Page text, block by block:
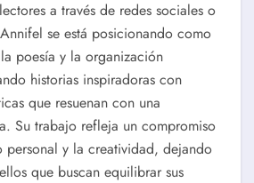
a través de redes sociales o
se está posicionando como
poesía y la organización
historias inspiradoras con
que resuenan con una
Su trabajo refleja un compromiso
personal y la creatividad, dejando
que buscan equilibrar sus